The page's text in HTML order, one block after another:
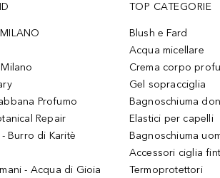
Profumo
Repair
Burro di Karitè
- Acqua di Gioia
TOP CATEGORIE
Blush e Fard
Acqua micellare
Crema corpo
Gel sopracciglia
Bagnoschiuma
Elastici per capelli
Bagnoschiuma
Accessori ciglia
Termoprotettori